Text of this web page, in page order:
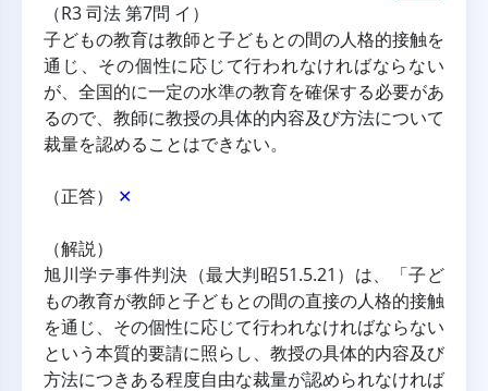
（R3 司法 第7問 イ）
子どもの教育は教師と子どもとの間の人格的接触を
通じ、その個性に応じて行われなければならない
が、全国的に一定の水準の教育を確保する必要があ
るので、教師に教授の具体的内容及び方法について
裁量を認めることはできない。
（正答） ✕
（解説）
旭川学テ事件判決（最大判昭51.5.21）は、「子ど
もの教育が教師と子どもとの間の直接の人格的接触
を通じ、その個性に応じて行われなければならない
という本質的要請に照らし、教授の具体的内容及び
方法につきある程度自由な裁量が認められなければ